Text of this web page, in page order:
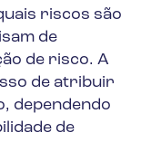
riscos são
de
de risco. A
de atribuir
dependendo
de